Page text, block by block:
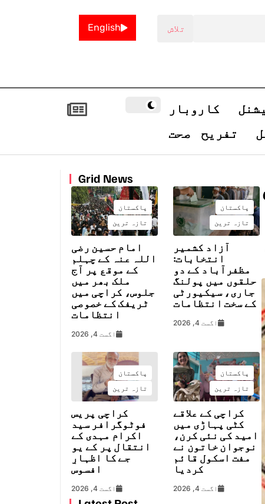
English
کاروبار
تفریح صحت
Grid News
پاکستان
تازہ ترین
آزاد کشمیر
انتخابات:
مظفرآباد کے دو
حلقوں میں پولنگ
جاری، سیکیورٹی
کے سخت انتظامات
اگست 4, 2026
پاکستان
تازہ ترین
امام حسین رضی
اللہ عنہ کے چہلم
کے موقع پر آج
ملک بھر میں
جلوس، کراچی میں
ٹریفک کے خصوصی
انتظامات
اگست 4, 2026
پاکستان
تازہ ترین
کراچی کے علاقے
کٹی پہاڑی میں
امید کی نئی کرن،
نوجوان خاتون نے
مفت اسکول قائم
کردیا
اگست 4, 2026
پاکستان
تازہ ترین
کراچی پریس
فوٹوگرافر سید
اکرام مہدی کے
انتقال پر کے یو
جے کا اظہارِ
افسوس
اگست 4, 2026